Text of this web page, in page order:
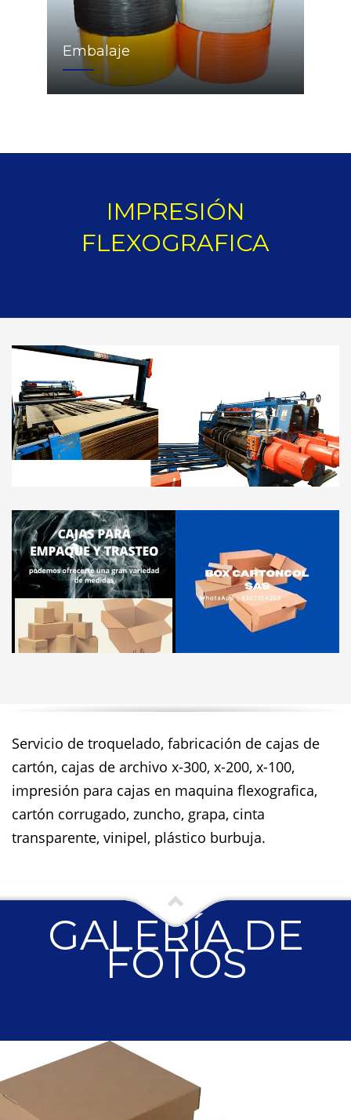
Embalaje
IMPRESIÓN
FLEXOGRAFICA
Servicio de troquelado, fabricación de cajas de
cartón, cajas de archivo x-300, x-200, x-100,
impresión para cajas en maquina flexografica,
cartón corrugado, zuncho, grapa, cinta
transparente, vinipel, plástico burbuja.
GALERÍA DE
FOTOS